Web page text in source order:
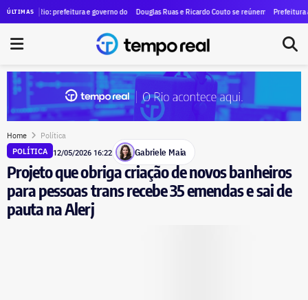
ÚLTIMASdenuncia caso ao MPT e cobra cobra reintegração
Rio: prefeitura e governo do estado recomendam encerramento de atividades não-essenciais
Douglas Ruas e Ricardo Couto se reúnem para discutir indicados
Prefeitura amplia
Home Política
POLÍTICA 12/05/2026 16:22 Gabriele Maia
Projeto que obriga criação de novos banheiros
para pessoas trans recebe 35 emendas e sai de
pauta na Alerj